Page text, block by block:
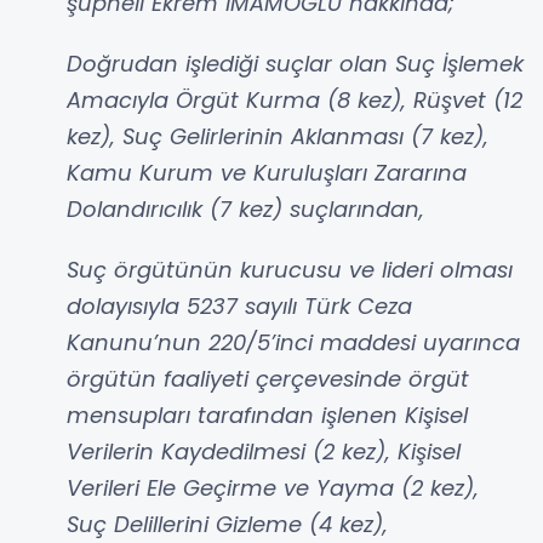
Doğrudan işlediği suçlar olan Suç İşlemek
Amacıyla Örgüt Kurma (8 kez), Rüşvet (12
kez), Suç Gelirlerinin Aklanması (7 kez),
Kamu Kurum ve Kuruluşları Zararına
Dolandırıcılık (7 kez) suçlarından,
Suç örgütünün kurucusu ve lideri olması
dolayısıyla 5237 sayılı Türk Ceza
Kanunu’nun 220/5’inci maddesi uyarınca
örgütün faaliyeti çerçevesinde örgüt
mensupları tarafından işlenen Kişisel
Verilerin Kaydedilmesi (2 kez), Kişisel
Verileri Ele Geçirme ve Yayma (2 kez),
Suç Delillerini Gizleme (4 kez),